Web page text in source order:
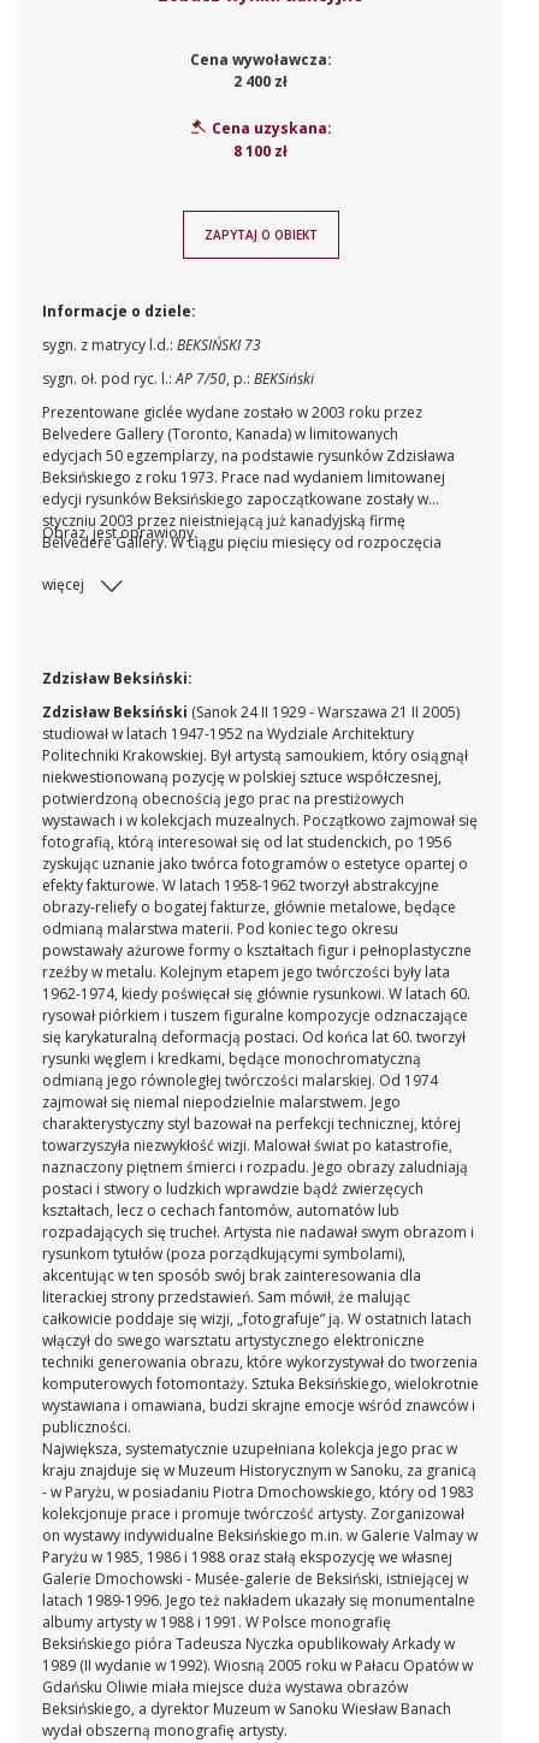
Cena wywoławcza:
2 400 zł
Cena uzyskana:
8 100 zł
ZAPYTAJ O OBIEKT
Informacje o dziele:
sygn. z matrycy l.d.: BEKSIŃSKI 73
sygn. oł. pod ryc. l.:AP 7/50, p.: BEKSiński
Prezentowane giclée wydane zostało w 2003 roku przez
Belvedere Gallery (Toronto, Kanada) w limitowanych
edycjach 50 egzemplarzy, na podstawie rysunków Zdzisława
Beksińskiego z roku 1973. Prace nad wydaniem limitowanej
edycji rysunków Beksińskiego zapoczątkowane zostały w
styczniu 2003 przez nieistniejącą już kanadyjską firmę
Belvedere Gallery. W ciągu pięciu miesięcy od rozpoczęcia
Mistrza. Dopiero ostatnie wydruki uzyskały jego aprobatę.
każdej. Prezentowana praca pochodzi z pierwszego zestawu,
Obraz jest oprawiony.
więcej
Zdzisław Beksiński:
Zdzisław Beksiński (Sanok 24 II 1929 - Warszawa 21 II 2005)
studiował w latach 1947-1952 na Wydziale Architektury
Politechniki Krakowskiej. Był artystą samoukiem, który osiągnął
niekwestionowaną pozycję w polskiej sztuce współczesnej,
potwierdzoną obecnością jego prac na prestiżowych
wystawach i w kolekcjach muzealnych. Początkowo zajmował się
fotografią, którą interesował się od lat studenckich, po 1956
zyskując uznanie jako twórca fotogramów o estetyce opartej o
efekty fakturowe. W latach 1958-1962 tworzył abstrakcyjne
obrazy-reliefy o bogatej fakturze, głównie metalowe, będące
odmianą malarstwa materii. Pod koniec tego okresu
powstawały ażurowe formy o kształtach figur i pełnoplastyczne
rzeźby w metalu. Kolejnym etapem jego twórczości były lata
1962-1974, kiedy poświęcał się głównie rysunkowi. W latach 60.
rysował piórkiem i tuszem figuralne kompozycje odznaczające
się karykaturalną deformacją postaci. Od końca lat 60. tworzył
rysunki węglem i kredkami, będące monochromatyczną
odmianą jego równoległej twórczości malarskiej. Od 1974
zajmował się niemal niepodzielnie malarstwem. Jego
charakterystyczny styl bazował na perfekcji technicznej, której
towarzyszyła niezwykłość wizji. Malował świat po katastrofie,
naznaczony piętnem śmierci i rozpadu. Jego obrazy zaludniają
postaci i stwory o ludzkich wprawdzie bądź zwierzęcych
kształtach, lecz o cechach fantomów, automatów lub
rozpadających się trucheł. Artysta nie nadawał swym obrazom i
rysunkom tytułów (poza porządkującymi symbolami),
akcentując w ten sposób swój brak zainteresowania dla
literackiej strony przedstawień. Sam mówił, że malując
całkowicie poddaje się wizji, „fotografuje“ ją. W ostatnich latach
włączył do swego warsztatu artystycznego elektroniczne
techniki generowania obrazu, które wykorzystywał do tworzenia
komputerowych fotomontaży. Sztuka Beksińskiego, wielokrotnie
wystawiana i omawiana, budzi skrajne emocje wśród znawców i
publiczności.
Największa, systematycznie uzupełniana kolekcja jego prac w
kraju znajduje się w Muzeum Historycznym w Sanoku, za granicą
- w Paryżu, w posiadaniu Piotra Dmochowskiego, który od 1983
kolekcjonuje prace i promuje twórczość artysty. Zorganizował
on wystawy indywidualne Beksińskiego m.in. w Galerie Valmay w
Paryżu w 1985, 1986 i 1988 oraz stałą ekspozycję we własnej
Galerie Dmochowski - Musée-galerie de Beksiński, istniejącej w
latach 1989-1996. Jego też nakładem ukazały się monumentalne
albumy artysty w 1988 i 1991. W Polsce monografię
Beksińskiego pióra Tadeusza Nyczka opublikowały Arkady w
1989 (II wydanie w 1992). Wiosną 2005 roku w Pałacu Opatów w
Gdańsku Oliwie miała miejsce duża wystawa obrazów
Beksińskiego, a dyrektor Muzeum w Sanoku Wiesław Banach
wydał obszerną monografię artysty.